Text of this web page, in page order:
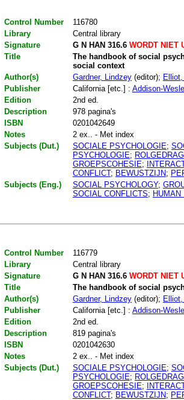
Control Number
116780
Library
Central library
Signature
G N HAN 316.6WORDT NIET
Title
The handbook of social
social context
Author(s)
Gardner, Lindzey(editor);
Publisher
California [etc.] : Addison-
Edition
2nd ed.
Description
978 pagina's
ISBN
0201042649
Notes
2 ex.. - Met index
Subjects (Dut.)
SOCIALE PSYCHOLOGIE;
PSYCHOLOGIE; ROLGEDRAG
GROEPSCOHESIE;
CONFLICT; BEWUSTZIJN;
Subjects (Eng.)
SOCIAL PSYCHOLOGY;
SOCIAL CONFLICTS; HUMAN
Control Number
116779
Library
Central library
Signature
G N HAN 316.6WORDT NIET
Title
The handbook of social
Author(s)
Gardner, Lindzey(editor);
Publisher
California [etc.] : Addison-
Edition
2nd ed.
Description
819 pagina's
ISBN
0201042630
Notes
2 ex.. - Met index
Subjects (Dut.)
SOCIALE PSYCHOLOGIE;
PSYCHOLOGIE; ROLGEDRAG
GROEPSCOHESIE;
CONFLICT; BEWUSTZIJN;